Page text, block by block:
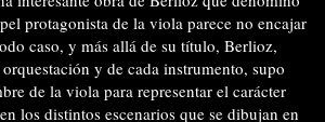
protagonista de la viola parece no encajar
caso, y más allá de su título, Berlioz,
y de cada instrumento, supo
de la viola para representar el carácter
los distintos escenarios que se dibujan en